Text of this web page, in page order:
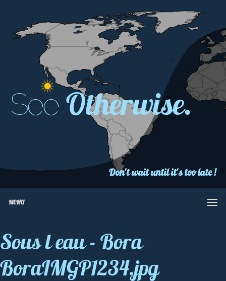
See Otherwise.
Don't wait until it's too late !
MENU
Sous l eau - Bora
BoraIMGP1234.jpg